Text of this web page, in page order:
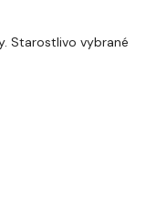
Starostlivo vybrané